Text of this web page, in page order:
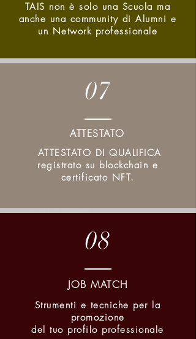
TAIS non è solo una Scuola ma
anche una community di Alumni e
un Network professionale
07
ATTESTATO
ATTESTATO DI QUALIFICA
registrato su blockchain e
certificato NFT.
08
JOB MATCH
Strumenti e tecniche per la
promozione
del tuo profilo professionale